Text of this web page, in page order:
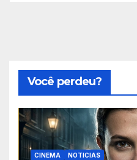
Você perdeu?
CINEMA NOTICIAS